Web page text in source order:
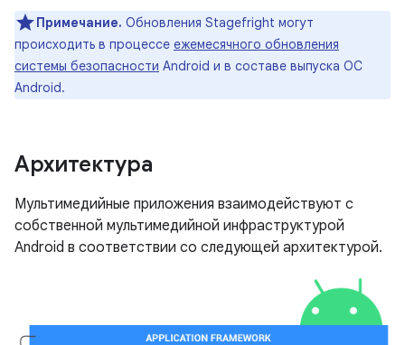
Примечание. Обновления Stagefright могут
происходить в процессе ежемесячного обновления
системы безопасности Android и в составе выпуска ОС
Android.
Архитектура
Мультимедийные приложения взаимодействуют с
собственной мультимедийной инфраструктурой
Android в соответствии со следующей архитектурой.